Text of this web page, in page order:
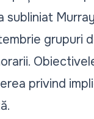
subliniat
grupuri
privind